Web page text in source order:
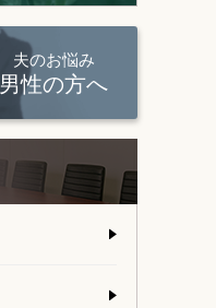
夫のお悩み
男性の方へ